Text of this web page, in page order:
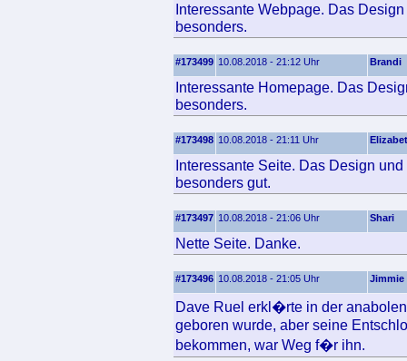
Interessante Webpage. Das
besonders.
#173499 10.08.2018 - 21:12 Uhr Brandi
Interessante Homepage. Das
besonders.
#173498 10.08.2018 - 21:11 Uhr
Interessante Seite. Das Design
besonders gut.
#173497 10.08.2018 - 21:06 Uhr Shari
Nette Seite. Danke.
#173496 10.08.2018 - 21:05 Uhr Jimmie
Dave Ruel erkl�rte in der
geboren wurde, aber seine
bekommen, war Weg f�r ihn.